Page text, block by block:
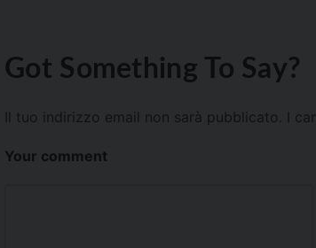
Got Something To Say?
Il tuo indirizzo email non sarà pubblicato. I
Your comment